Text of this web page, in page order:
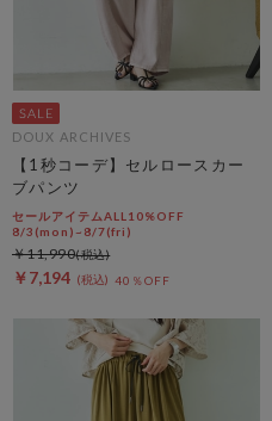
DOUX ARCHIVES
【1秒コーデ】セルロースカー
ブパンツ
セールアイテムALL10%OFF
8/3(mon)~8/7(fri)
￥7,194 40％OFF
￥11,990